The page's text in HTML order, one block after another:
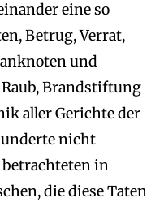
eine so
Betrug, Verrat,
und
Brandstiftung
aller Gerichte der
nicht
in
die diese Taten